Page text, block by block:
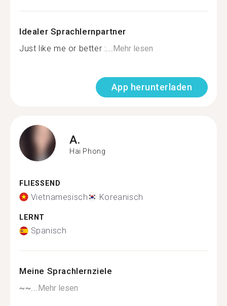
Idealer Sprachlernpartner
Just like me or better :...Mehr lesen
App herunterladen
A.
Hai Phong
FLIESSEND
Vietnamesisch Koreanisch
LERNT
Spanisch
Meine Sprachlernziele
~~...Mehr lesen